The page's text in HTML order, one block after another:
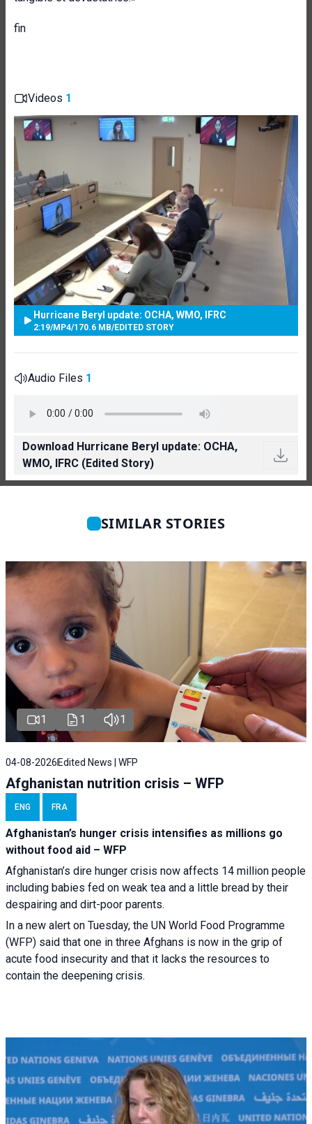
fin
Videos 1
Hurricane Beryl update: OCHA, WMO, IFRC
2:19/MP4/170.6 MB/EDITED STORY
Audio Files 1
Download Hurricane Beryl update: OCHA,
WMO, IFRC (Edited Story)
SIMILAR STORIES
1 1 1
04-08-2026 Edited News | WFP
Afghanistan nutrition crisis – WFP
ENG FRA
Afghanistan’s hunger crisis intensifies as millions go
without food aid – WFP
Afghanistan’s dire hunger crisis now affects 14 million people
including babies fed on weak tea and a little bread by their
despairing and dirt-poor parents.
In a new alert on Tuesday, the UN World Food Programme
(WFP) said that one in three Afghans is now in the grip of
acute food insecurity and that it lacks the resources to
contain the deepening crisis.